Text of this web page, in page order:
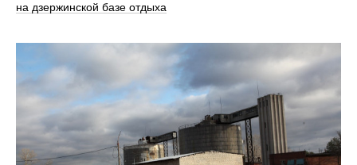
на дзержинской базе отдыха